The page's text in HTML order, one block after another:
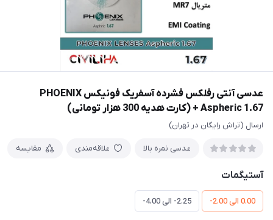
عدسی آنتی رفلکس فشرده آسفریک فونیکس PHOENIX
Aspheric 1.67 + (کارت هدیه 300 هزار تومانی)
ارسال (تراش رایگان در تهران)
عدسی نمره بالا علاقه‌مندی مقایسه
آستیگمات
0.00 الی 2.00- 2.25- الی 4.00-